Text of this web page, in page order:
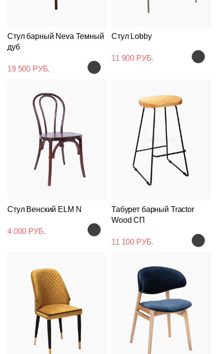
Стул барный Neva Темный
дуб
19 500 РУБ.
Стул Lobby
11 900 РУБ.
Стул Венский ELM N
4 000 РУБ.
Табурет барный Tractor
Wood СП
11 100 РУБ.